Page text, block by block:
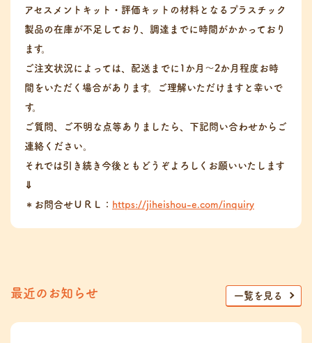
アセスメントキット・評価キットの材料となるプラスチック
製品の在庫が不足しており、調達までに時間がかかっており
ます。
ご注文状況によっては、配送までに1か月〜2か月程度お時
間をいただく場合があります。ご理解いただけますと幸いで
す。
ご質問、ご不明な点等ありましたら、下記問い合わせからご
連絡ください。
それでは引き続き今後ともどうぞよろしくお願いいたします
⇓
＊お問合せＵＲＬ： https://jiheishou-e.com/inquiry
最近のお知らせ 一覧を見る